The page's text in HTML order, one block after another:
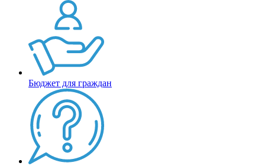
Бюджет для граждан